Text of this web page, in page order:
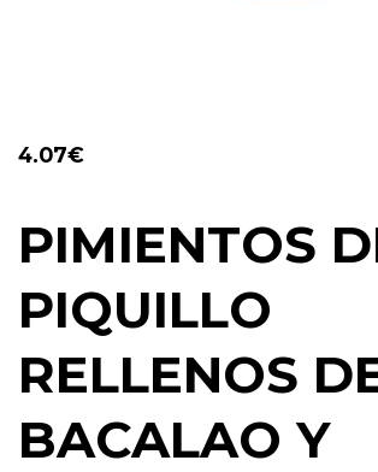
4.07€
PIMIENTOS
PIQUILLO
RELLENOS
BACALAO Y